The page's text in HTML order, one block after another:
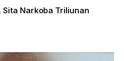
Sita Narkoba Triliunan